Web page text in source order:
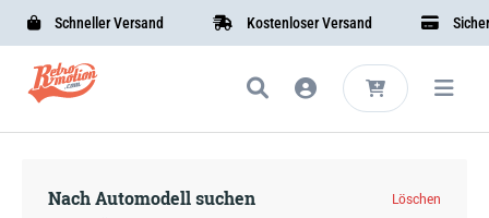
Schneller Versand Kostenloser Versand Sichere
Nach Automodell suchen
Löschen